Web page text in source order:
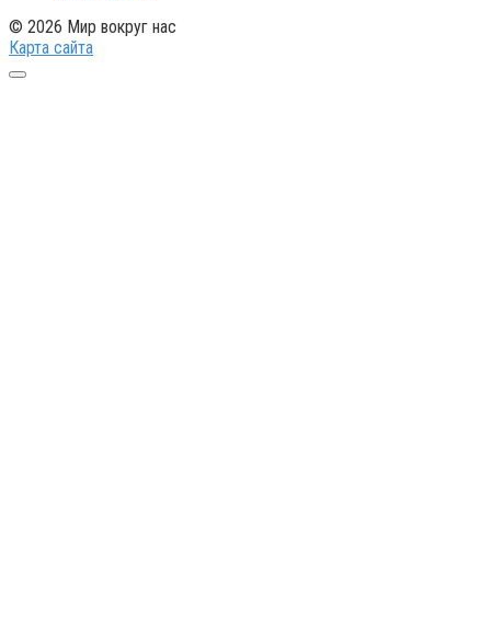
© 2026 Мир вокруг нас
Карта сайта